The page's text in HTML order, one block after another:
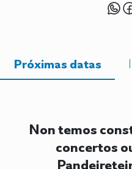
Próximas datas
Non temos
concertos